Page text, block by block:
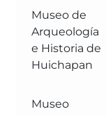
Museo de
Arqueología
e Historia de
Huichapan
Museo